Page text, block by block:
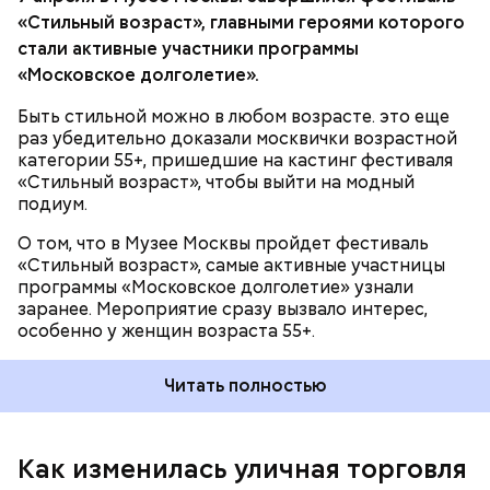
«Стильный возраст», главными героями которого
стали активные участники программы
«Московское долголетие».
Быть стильной можно в любом возрасте. это еще
раз убедительно доказали москвички возрастной
категории 55+, пришедшие на кастинг фестиваля
«Стильный возраст», чтобы выйти на модный
подиум.
О том, что в Музее Москвы пройдет фестиваль
«Стильный возраст», самые активные участницы
программы «Московское долголетие» узнали
заранее. Мероприятие сразу вызвало интерес,
особенно у женщин возраста 55+.
Харатьяна хочется увидеть. А уж про ведущего
«Модного приговора» историка моды Александра
Васильева и говорить нечего.
Читать полностью
Как изменилась уличная торговля
Сегодня город старается ввести
унифицированную модель, которая вписывалась
жителями, но и туристами.
С другой стороны, развитие сети киосков и
торговых павильонов — это, безусловно, новые
рабочие места и возможность для горожан
например, оббегать весь магазин, чтобы купить
мороженое. Мы имели некоторый период паузы в
уличной торговле.
киосков и павильонов, в которых соблюдаются все
санитарные нормы, в которых есть
ответственность за товар, — это принципиально
важно.